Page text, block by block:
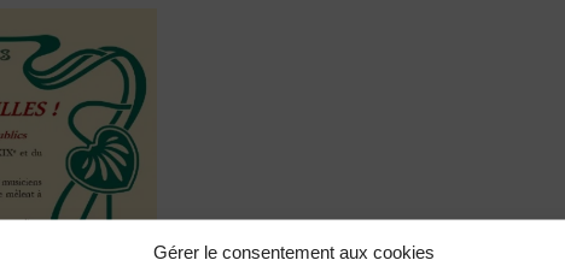
Gérer le consentement aux cookies